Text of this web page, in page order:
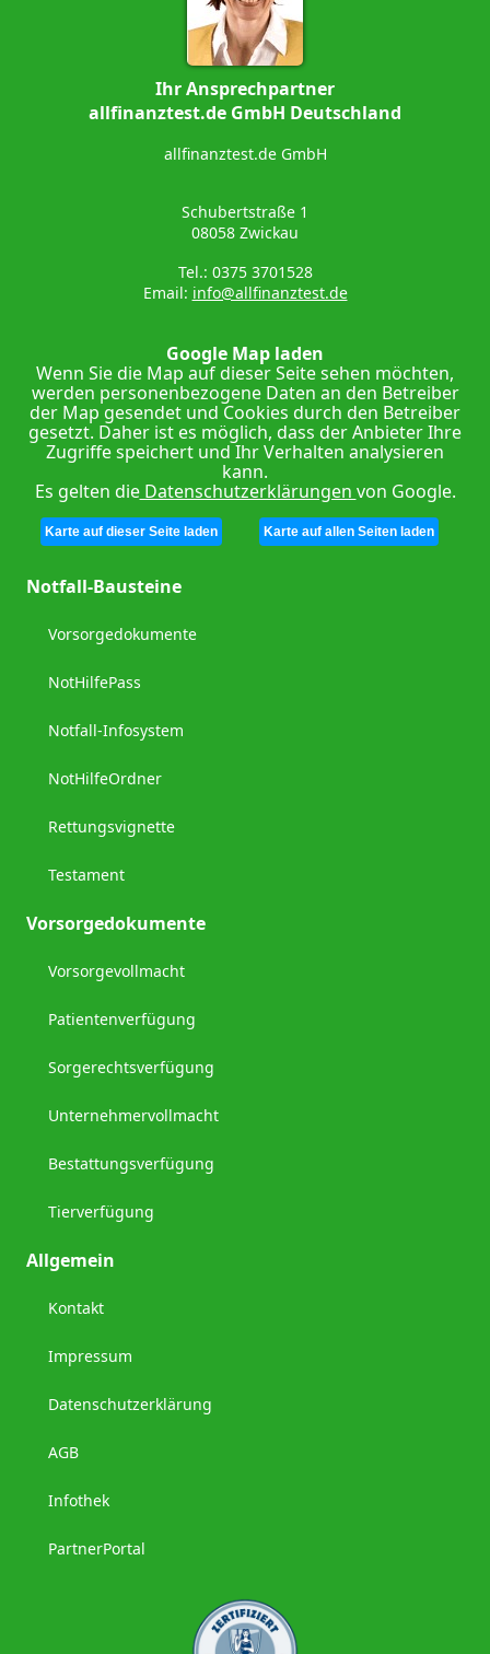
Ihr Ansprechpartner
allfinanztest.de GmbH Deutschland
allfinanztest.de GmbH
Schubertstraße 1
08058 Zwickau
Tel.: 0375 3701528
Email: info@allfinanztest.de
Google Map laden
Wenn Sie die Map auf dieser Seite sehen möchten,
werden personenbezogene Daten an den Betreiber
der Map gesendet und Cookies durch den Betreiber
gesetzt. Daher ist es möglich, dass der Anbieter Ihre
Zugriffe speichert und Ihr Verhalten analysieren
kann.
Es gelten dieDatenschutzerklärungen von Google.
Karte auf dieser Seite laden Karte auf allen Seiten laden
Notfall-Bausteine
Vorsorgedokumente
NotHilfePass
Notfall-Infosystem
NotHilfeOrdner
Rettungsvignette
Testament
Vorsorgedokumente
Vorsorgevollmacht
Patientenverfügung
Sorgerechtsverfügung
Unternehmervollmacht
Bestattungsverfügung
Tierverfügung
Allgemein
Kontakt
Impressum
Datenschutzerklärung
AGB
Infothek
PartnerPortal